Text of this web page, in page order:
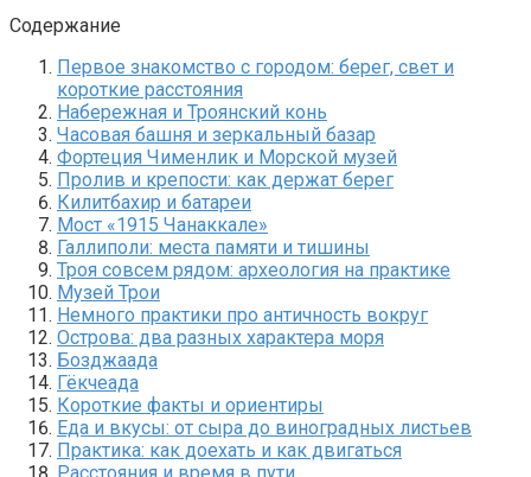
Содержание
Первое знакомство с городом: берег, свет и
короткие расстояния
Набережная и Троянский конь
Часовая башня и зеркальный базар
Фортеция Чименлик и Морской музей
Пролив и крепости: как держат берег
Килитбахир и батареи
Мост «1915 Чанаккале»
Галлиполи: места памяти и тишины
Троя совсем рядом: археология на практике
Музей Трои
Немного практики про античность вокруг
Острова: два разных характера моря
Бозджаада
Гёкчеада
Короткие факты и ориентиры
Еда и вкусы: от сыра до виноградных листьев
Практика: как доехать и как двигаться